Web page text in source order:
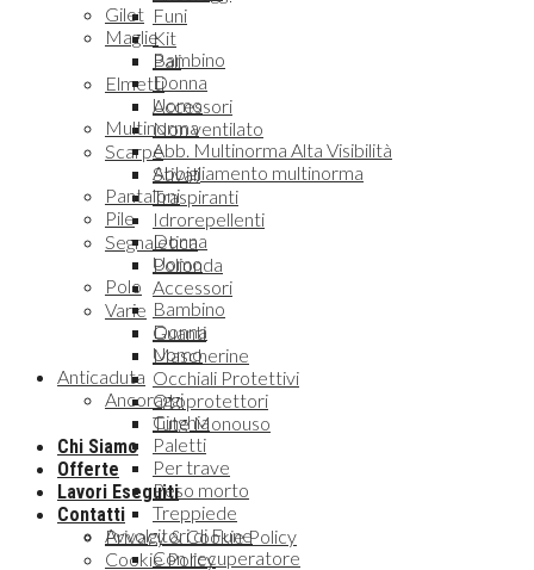
Funi
Kit
Pali
Elmetti
Accessori
Non ventilato
Scarpe
Stivali
Traspiranti
Idrorepellenti
Segnaletica
Polionda
Accessori
Varie
Guanti
Mascherine
Occhiali Protettivi
Otoprotettori
Tute Monouso
Chi Siamo
Offerte
Lavori Eseguiti
Contatti
Privacy & Cookie Policy
Cookie Policy
Gilet
Maglie
Bambino
Donna
Uomo
Multinorma
Abb. Multinorma Alta Visibilità
Abbigliamento multinorma
Pantaloni
Pile
Donna
Uomo
Polo
Bambino
Donna
Uomo
Anticaduta
Ancoraggi
Cinghia
Paletti
Per trave
Peso morto
Treppiede
Avvolgitori di Fune
Con recuperatore